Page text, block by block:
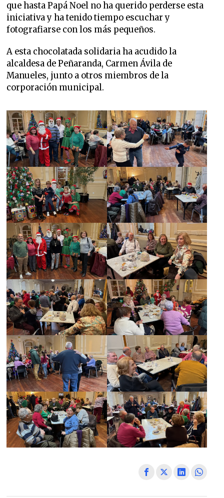
que hasta Papá Noel no ha querido perderse esta
iniciativa y ha tenido tiempo escuchar y
fotografiarse con los más pequeños.
A esta chocolatada solidaria ha acudido la
alcaldesa de Peñaranda, Carmen Ávila de
Manueles, junto a otros miembros de la
corporación municipal.